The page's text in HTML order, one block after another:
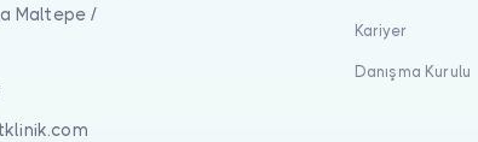
Maltepe /
Kariyer
Danışma Kurulu